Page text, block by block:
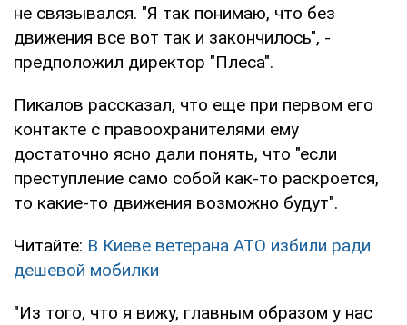
не связывался. "Я так понимаю, что без
движения все вот так и закончилось", -
предположил директор "Плеса".
Пикалов рассказал, что еще при первом его
контакте с правоохранителями ему
достаточно ясно дали понять, что "если
преступление само собой как-то раскроется,
то какие-то движения возможно будут".
Читайте: В Киеве ветерана АТО избили ради
дешевой мобилки
"Из того, что я вижу, главным образом у нас